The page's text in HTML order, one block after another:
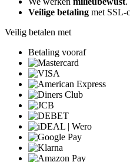
Veilige betaling met SSL-
Veilig betalen met
Betaling vooraf